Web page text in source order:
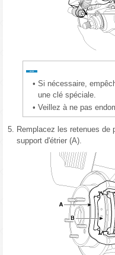
• Si nécessaire,
une clé spéciale.
• Veillez à ne pas
5. Remplacez les retenues de
support d'étrier (A).